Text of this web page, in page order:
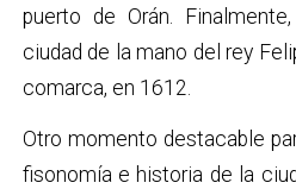
puerto de Orán.
ciudad de la mano del rey
comarca, en 1612.
Otro momento destacable
fisonomía e historia de la